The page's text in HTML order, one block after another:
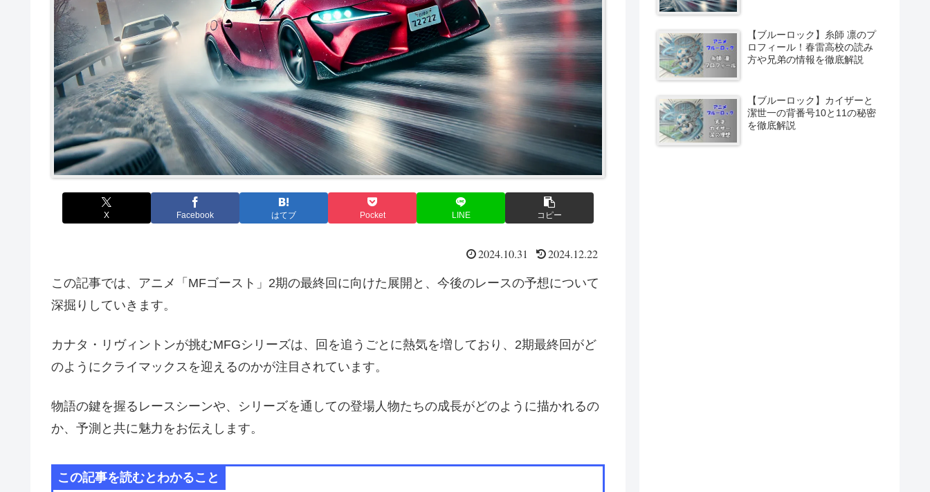
X Facebook はてブ Pocket LINE コピー
2024.10.31 2024.12.22
この記事では、アニメ「MFゴースト」2期の最終回に向けた展開と、今後のレースの予想について
深掘りしていきます。
カナタ・リヴィントンが挑むMFGシリーズは、回を追うごとに熱気を増しており、2期最終回がど
のようにクライマックスを迎えるのかが注目されています。
物語の鍵を握るレースシーンや、シリーズを通しての登場人物たちの成長がどのように描かれるの
か、予測と共に魅力をお伝えします。
この記事を読むとわかること
【ブルーロック】糸師 凛のプ
ロフィール！春雷高校の読み
方や兄弟の情報を徹底解説
【ブルーロック】カイザーと
潔世一の背番号10と11の秘密
を徹底解説